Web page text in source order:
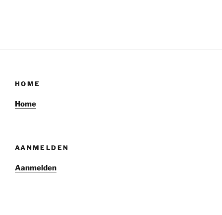
HOME
Home
AANMELDEN
Aanmelden